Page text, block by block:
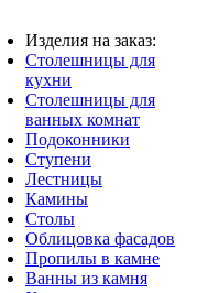
Изделия на заказ:
Столешницы для
кухни
Столешницы для
ванных комнат
Подоконники
Ступени
Лестницы
Камины
Столы
Облицовка фасадов
Пропилы в камне
Ванны из камня